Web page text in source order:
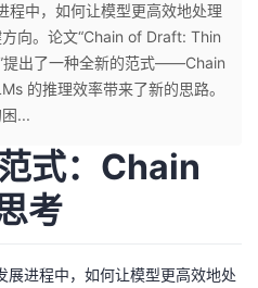
程中，如何让模型更高效地处理
向。论文“Chain of Draft: Thin
出了一种全新的范式——Chain
的推理效率带来了新的思路。
...
式：Chain
考
进程中，如何让模型更高效地处